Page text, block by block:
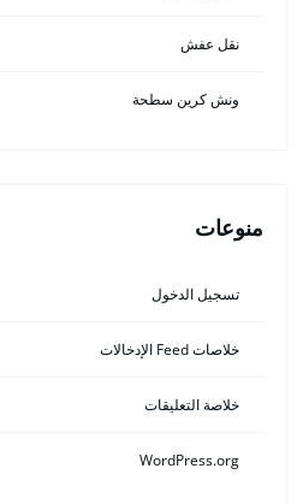
نقل عفش
ونش كرين سطحة
منوعات
تسجيل الدخول
خلاصات Feed الإدخالات
خلاصة التعليقات
WordPress.org